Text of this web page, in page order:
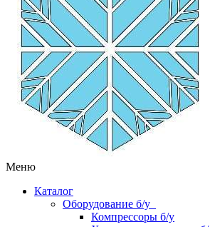
Меню
Каталог
Оборудование б/у
Компрессоры б/у